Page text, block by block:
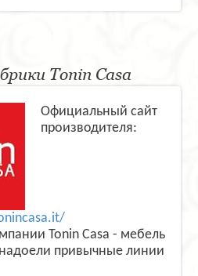
Tonin Casa
Официальный сайт
производителя:
Tonin Casa - мебель
привычные линии